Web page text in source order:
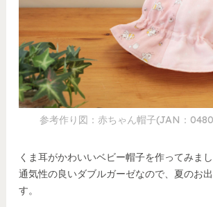
参考作り図：赤ちゃん帽子(JAN：
くま耳がかわいいベビー帽子を作ってみまし
通気性の良いダブルガーゼなので、夏のお
す。